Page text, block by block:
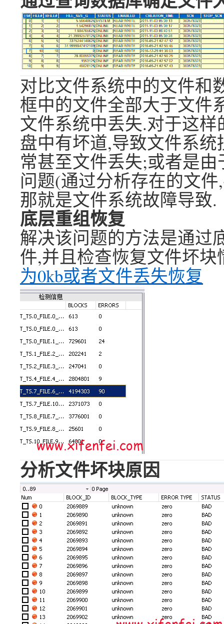
对比文件系统中的文件和
框中的文件全部大于文件
文件系统中丢失.对于这
盘中有坏道,导致文件系
常甚至文件丢失;或者是
问题(通过分析存在的文
那就是文件系统故障导致.
底层重组恢复
解决该问题的方法是通过
件,并且检查恢复文件坏块
为0kb或者文件丢失恢复
分析文件坏块原因